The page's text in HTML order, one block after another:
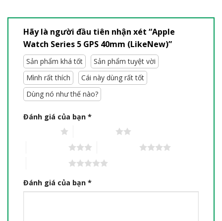
Hãy là người đầu tiên nhận xét “Apple
Watch Series 5 GPS 40mm (LikeNew)”
Sản phẩm khá tốt
Sản phẩm tuyệt vời
Mình rất thích
Cái này dùng rất tốt
Dùng nó như thế nào?
Đánh giá của bạn *
Đánh giá của bạn *